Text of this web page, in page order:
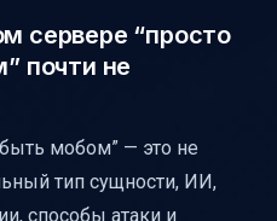
сервере “просто
почти не
мобом” — это не
тип сущности, ИИ,
способы атаки и